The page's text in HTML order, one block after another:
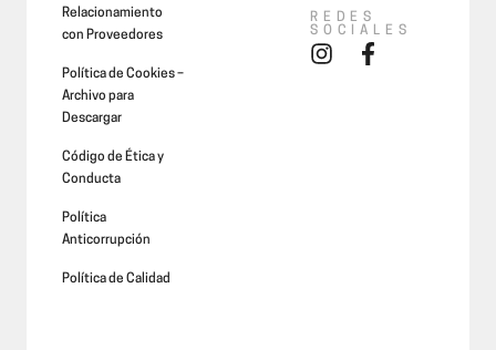
Relacionamiento
con Proveedores
Política de Cookies –
Archivo para
Descargar
Código de Ética y
Conducta
Política
Anticorrupción
Política de Calidad
REDES
SOCIALES